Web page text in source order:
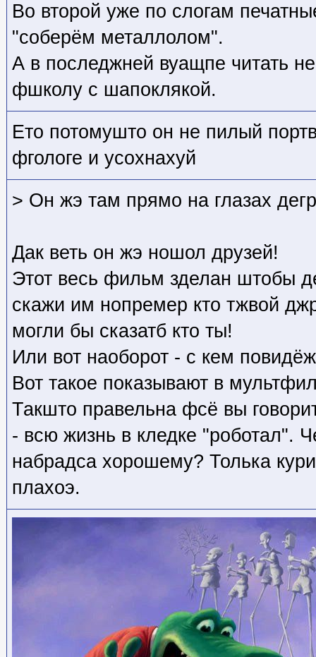
Во второй уже по слогам
"соберём металлолом".
А в последжней вуащпе читать
фшколу с шапоклякой.
Ето потомушто он не пилый
фгологе и усохнахуй
> Он жэ там прямо на глазах
Дак веть он жэ ношол друзей!
Этот весь фильм зделан штобы
скажи им нопремер кто тжвой
могли бы сказатб кто ты!
Или вот наоборот - с кем
Вот такое показывают в
Такшто правельна фсё вы
- всю жизнь в кледке "роботал".
набрадса хорошему? Толька
плахоэ.